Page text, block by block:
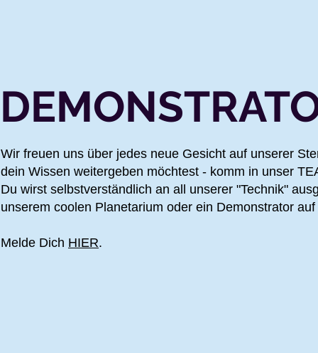
Wir freuen uns über jedes neue Gesicht auf unserer
dein Wissen weitergeben möchtest - komm in unser
Du wirst selbstverständlich an all unserer "Technik"
unserem coolen Planetarium oder ein Demonstrator
Melde Dich HIER.